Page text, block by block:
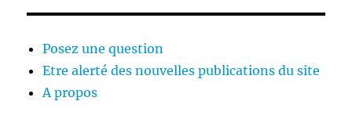
Posez une question
Etre alerté des nouvelles publications du site
A propos